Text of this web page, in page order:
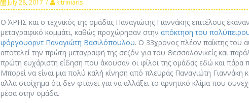
July 28, 2017 kitriniaris
Ο ΆΡΗΣ και ο τεχνικός της ομάδας Παναγιώτης Γιαννάκης επιτέλους
μεταγραφικό κομμάτι, καθώς προχώρησαν στην απόκτηση του
φόργουορντ Παναγιώτη Βασιλόπουλου. Ο 33χρονος πλέον παίκτης του
αποτελεί την πρώτη μεταγραφή της σεζόν για του Θεσσαλονικείς και
πρώτη ευχάριστη είδηση που άκουσαν οι φίλοι της ομάδας εδώ και πάρα
Μπορεί να είναι μια πολύ καλή κίνηση από πλευράς Παναγιώτη Γιαννάκη
αλλά στοίχημα ότι δεν φτάνει για να αλλάξει το αρνητικό κλίμα που
μέσα στην ομάδα.